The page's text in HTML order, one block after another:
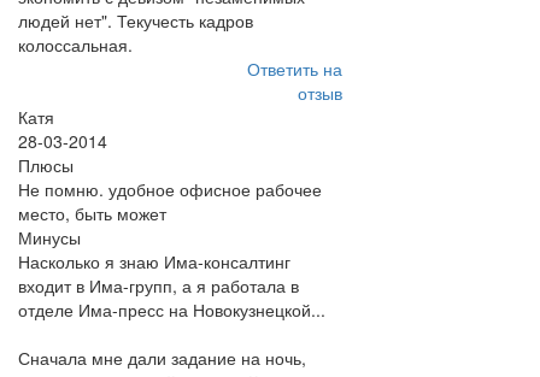
людей нет". Текучесть кадров
колоссальная.
Ответить на
отзыв
Катя
28-03-2014
Плюсы
Не помню. удобное офисное рабочее
место, быть может
Минусы
Насколько я знаю Има-консалтинг
входит в Има-групп, а я работала в
отделе Има-пресс на Новокузнецкой...
Сначала мне дали задание на ночь,